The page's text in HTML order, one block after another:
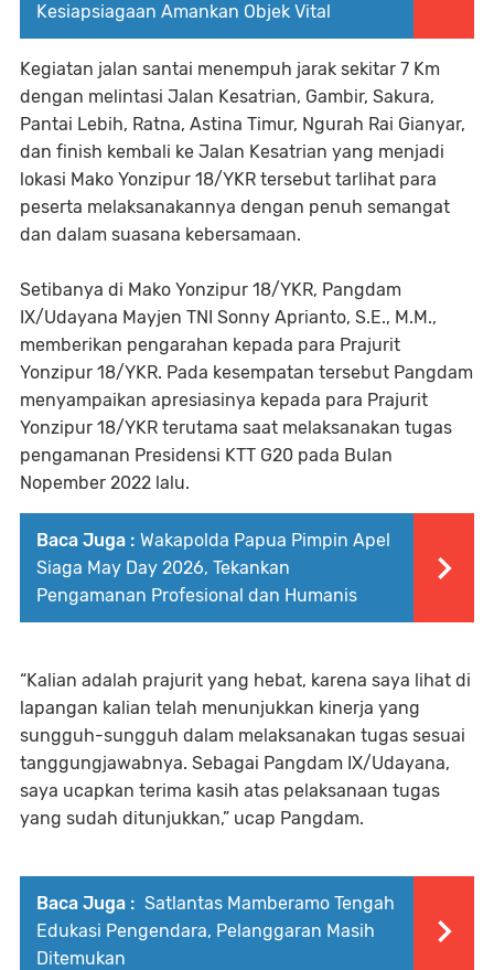
Kesiapsiagaan Amankan Objek Vital
Kegiatan jalan santai menempuh jarak sekitar 7 Km
dengan melintasi Jalan Kesatrian, Gambir, Sakura,
Pantai Lebih, Ratna, Astina Timur, Ngurah Rai Gianyar,
dan finish kembali ke Jalan Kesatrian yang menjadi
lokasi Mako Yonzipur 18/YKR tersebut tarlihat para
peserta melaksanakannya dengan penuh semangat
dan dalam suasana kebersamaan.
Setibanya di Mako Yonzipur 18/YKR, Pangdam
IX/Udayana Mayjen TNI Sonny Aprianto, S.E., M.M.,
memberikan pengarahan kepada para Prajurit
Yonzipur 18/YKR. Pada kesempatan tersebut Pangdam
menyampaikan apresiasinya kepada para Prajurit
Yonzipur 18/YKR terutama saat melaksanakan tugas
pengamanan Presidensi KTT G20 pada Bulan
Nopember 2022 lalu.
Baca Juga : Wakapolda Papua Pimpin Apel
Siaga May Day 2026, Tekankan
Pengamanan Profesional dan Humanis
“Kalian adalah prajurit yang hebat, karena saya lihat di
lapangan kalian telah menunjukkan kinerja yang
sungguh-sungguh dalam melaksanakan tugas sesuai
tanggungjawabnya. Sebagai Pangdam IX/Udayana,
saya ucapkan terima kasih atas pelaksanaan tugas
yang sudah ditunjukkan,” ucap Pangdam.
Baca Juga : Satlantas Mamberamo Tengah
Edukasi Pengendara, Pelanggaran Masih
Ditemukan